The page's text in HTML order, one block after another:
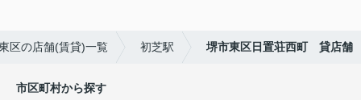
区の店舗(賃貸)一覧 初芝駅 堺市東区日置荘西町 貸店舗
市区町村から探す